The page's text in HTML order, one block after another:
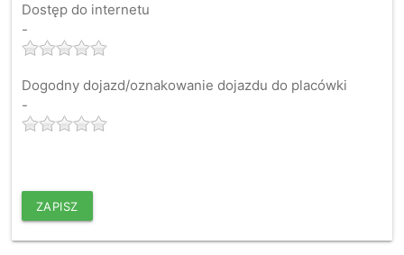
Dostęp do internetu
-
Dogodny dojazd/oznakowanie dojazdu do placówki
-
ZAPISZ